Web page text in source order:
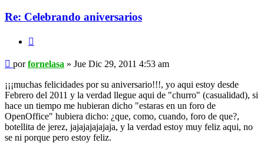
Re: Celebrando aniversarios
Mensaje
porfornelasa » Jue Dic 29, 2011 4:53 am
¡¡¡muchas felicidades por su aniversario!!!, yo aqui estoy desde
Febrero del 2011 y la verdad llegue aqui de "churro" (casualidad), si
hace un tiempo me hubieran dicho "estaras en un foro de
OpenOffice" hubiera dicho: ¿que, como, cuando, foro de que?,
botellita de jerez, jajajajajajaja, y la verdad estoy muy feliz aqui, no
se ni porque pero estoy feliz.